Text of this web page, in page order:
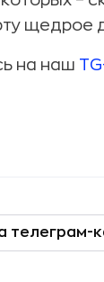
на наш
телеграм-